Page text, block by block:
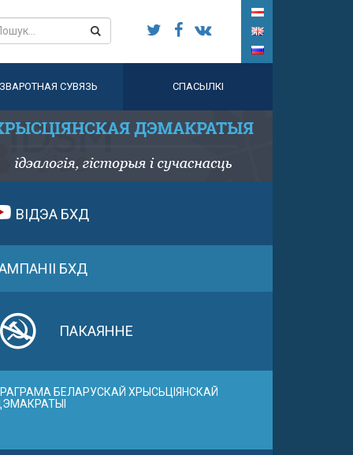
ЗВАРОТНАЯ СУВЯЗЬ СПАСЫЛКІ
ВІДЭА БХД
БХД
ПАКАЯННЕ
БЕЛАРУСКАЙ ХРЫСЬЦІЯНСКАЙ